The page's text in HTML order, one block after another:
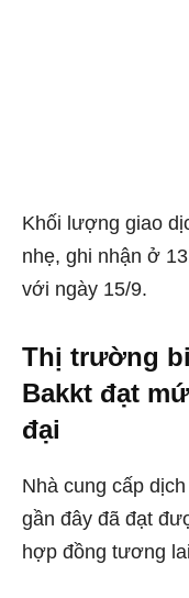
Khối lượng giao
nhẹ, ghi nhận ở
với ngày 15/9.
Thị trường
Bakkt đạt
đại
Nhà cung cấp
gần đây đã đạt
hợp đồng tương